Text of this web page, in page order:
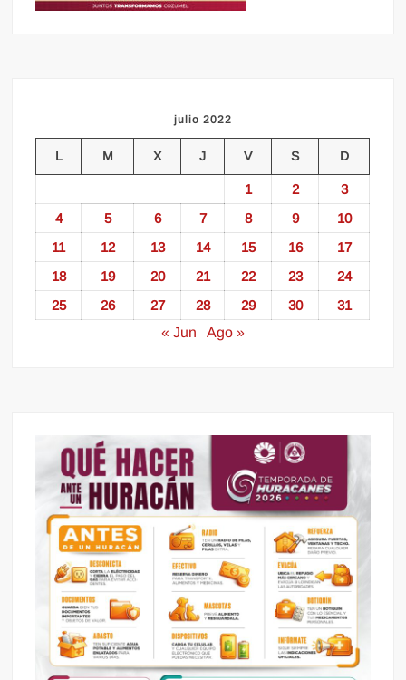
julio 2022
L M X J V S D
1 2
3
4
5 6 7 8 9
10
11
12 13 14 15 16
17
18
19 20 21 22 23
24
25
26 27 28 29 30
31
« Jun
Ago »